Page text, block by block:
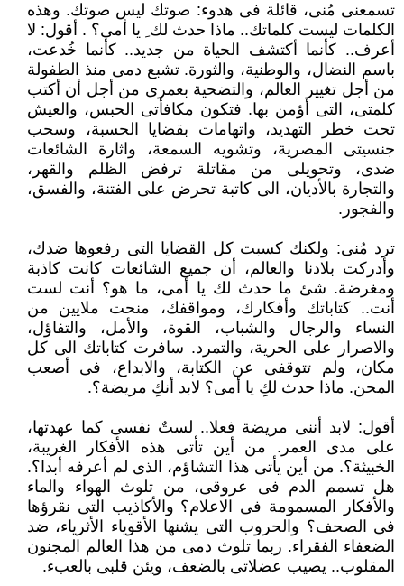
تسمعنى مُنى، قائلة فى هدوء: صوتك ليس صوتك. وهذه
الكلمات ليست كلماتك.. ماذا حدث لك ِ يا أمى؟ . أقول: لا
أعرف.. كأنما أكتشف الحياة من جديد.. كأنما خُدعت،
باسم النضال، والوطنية، والثورة. تشبع دمى منذ الطفولة
من أجل تغيير العالم، والتضحية بعمرى من أجل أن أكتب
كلمتى، التى أؤمن بها. فتكون مكافأتى الحبس، والعيش
تحت خطر التهديد، واتهامات بقضايا الحسبة، وسحب
جنسيتى المصرية، وتشويه السمعة، واثارة الشائعات
ضدى، وتحويلى من مقاتلة ترفض الظلم والقهر،
والتجارة بالأديان، الى كاتبة تحرض على الفتنة، والفسق،
والفجور.
ترد مُنى: ولكنك كسبت كل القضايا التى رفعوها ضدك،
وأدركت بلادنا والعالم، أن جميع الشائعات كانت كاذبة
ومغرضة. شئ ما حدث لك يا أمى، ما هو؟ أنت لست
أنت.. كتاباتك وأفكارك، ومواقفك، منحت ملايين من
النساء والرجال والشباب، القوة، والأمل، والتفاؤل،
والاصرار على الحرية، والتمرد. سافرت كتاباتك الى كل
مكان، ولم تتوقفى عن الكتابة، والابداع، فى أصعب
المحن. ماذا حدث لكِ يا أمى؟ لابد أنكِ مريضة؟.
أقول: لابد أننى مريضة فعلا.. لستٌ نفسى كما عهدتها،
على مدى العمر. من أين تأتى هذه الأفكار الغريبة،
الخبيثة؟. من أين يأتى هذا التشاؤم، الذى لم أعرفه أبدا؟.
هل تسمم الدم فى عروقى، من تلوث الهواء والماء
والأفكار المسمومة فى الاعلام؟ والأكاذيب التى نقرؤها
فى الصحف؟ والحروب التى يشنها الأقوياء الأثرياء، ضد
الضعفاء الفقراء. ربما تلوث دمى من هذا العالم المجنون
المقلوب.. يصيب عضلاتى بالضعف، ويئن قلبى بالعبء.